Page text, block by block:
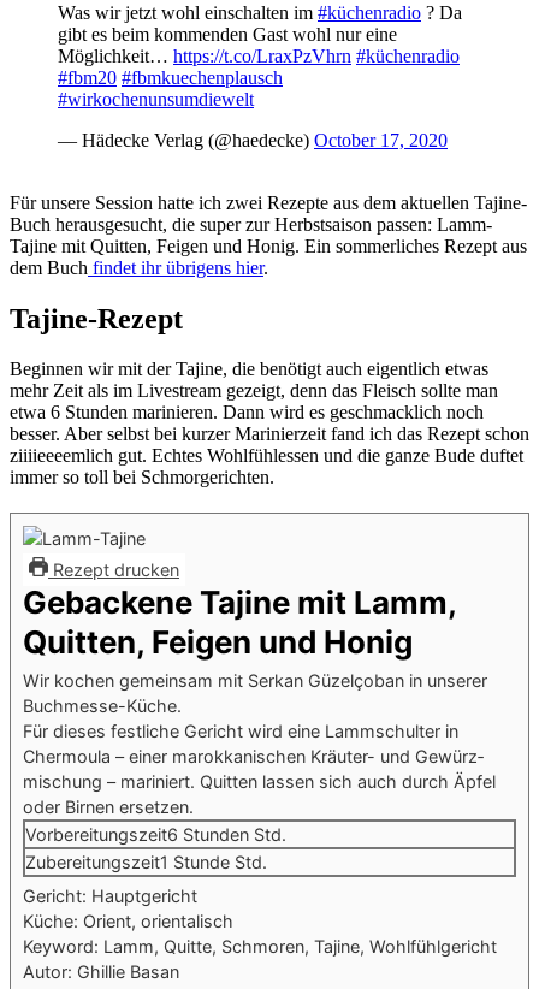
Was wir jetzt wohl einschalten im #küchenradio ? Da
gibt es beim kommenden Gast wohl nur eine
Möglichkeit… https://t.co/LraxPzVhrn #küchenradio
#fbm20 #fbmkuechenplausch
#wirkochenunsumdiewelt
— Hädecke Verlag (@haedecke) October 17, 2020
Für unsere Session hatte ich zwei Rezepte aus dem aktuellen Tajine-
Buch herausgesucht, die super zur Herbstsaison passen: Lamm-
Tajine mit Quitten, Feigen und Honig. Ein sommerliches Rezept aus
dem Buch findet ihr übrigens hier.
Tajine-Rezept
Beginnen wir mit der Tajine, die benötigt auch eigentlich etwas
mehr Zeit als im Livestream gezeigt, denn das Fleisch sollte man
etwa 6 Stunden marinieren. Dann wird es geschmacklich noch
besser. Aber selbst bei kurzer Marinierzeit fand ich das Rezept schon
ziiiieeeemlich gut. Echtes Wohlfühlessen und die ganze Bude duftet
immer so toll bei Schmorgerichten.
Rezept drucken
Gebackene Tajine mit Lamm,
Quitten, Feigen und Honig
Wir kochen gemeinsam mit Serkan Güzelçoban in unserer
Buchmesse-Küche.
Für dieses festliche Gericht wird eine Lammschulter in
Chermoula – einer marokkanischen Kräuter- und Gewürz­
mischung – mariniert. Quitten lassen sich auch durch Äpfel
oder Birnen ersetzen.
Vorbereitungszeit6 Stunden Std.
Zubereitungszeit1 Stunde Std.
Gericht: Hauptgericht
Küche: Orient, orientalisch
Keyword: Lamm, Quitte, Schmoren, Tajine, Wohlfühlgericht
Autor: Ghillie Basan